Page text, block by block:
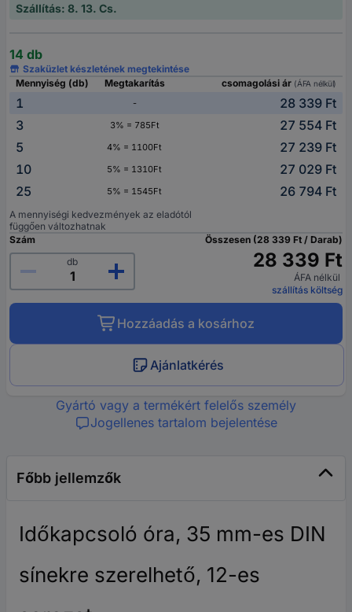
Szállítás: 8. 13. Cs.
14 db
Szaküzlet készletének megtekintése
Mennyiség (db)
Megtakarítás csomagolási ár (ÁFA nélkül)
1 -
28 339 Ft
3
3% = 785Ft
27 554 Ft
5
4% = 1100Ft
27 239 Ft
10
5% = 1310Ft
27 029 Ft
25
5% = 1545Ft 26 794 Ft
A mennyiségi kedvezmények az eladótól
függően változhatnak
Szám
db
Összesen (28 339 Ft / Darab)
28 339 Ft
ÁFA nélkül
szállítás költség
Hozzáadás a kosárhoz
Ajánlatkérés
Gyártó vagy a termékért felelős személy
Jogellenes tartalom bejelentése
Főbb jellemzők
Időkapcsoló óra, 35 mm-es DIN
sínekre szerelhető, 12-es